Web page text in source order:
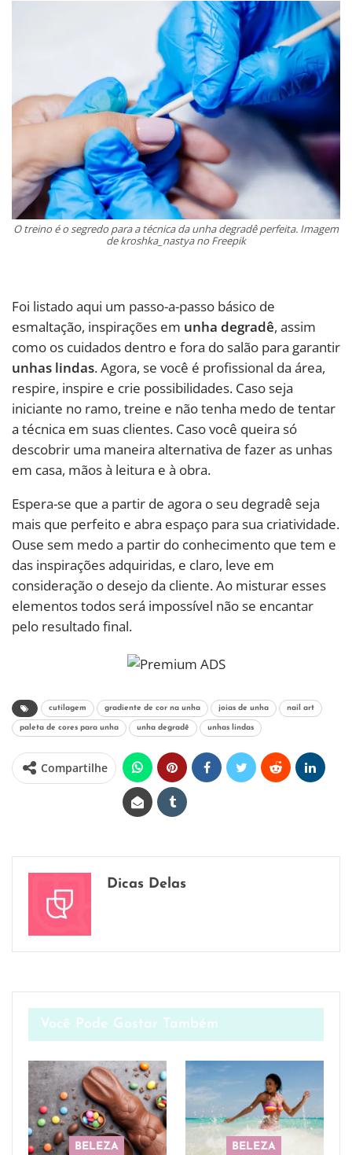
O treino é o segredo para a técnica da unha degradê perfeita. Imagem
de kroshka_nastya no Freepik
Foi listado aqui um passo-a-passo básico de
esmaltação, inspirações em unha degradê, assim
como os cuidados dentro e fora do salão para garantir
unhas lindas. Agora, se você é profissional da área,
respire, inspire e crie possibilidades. Caso seja
iniciante no ramo, treine e não tenha medo de tentar
a técnica em suas clientes. Caso você queira só
descobrir uma maneira alternativa de fazer as unhas
em casa, mãos à leitura e à obra.
Espera-se que a partir de agora o seu degradê seja
mais que perfeito e abra espaço para sua criatividade.
Ouse sem medo a partir do conhecimento que tem e
das inspirações adquiridas, e claro, leve em
consideração o desejo da cliente. Ao misturar esses
elementos todos será impossível não se encantar
pelo resultado final.
cutilagem gradiente de cor na unha joias de unha nail art
paleta de cores para unha unha degradê unhas lindas
Compartilhe
Dicas Delas
Você Pode Gostar Também
BELEZA BELEZA